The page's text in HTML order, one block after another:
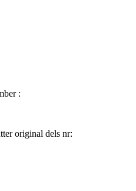
:
original dels nr: